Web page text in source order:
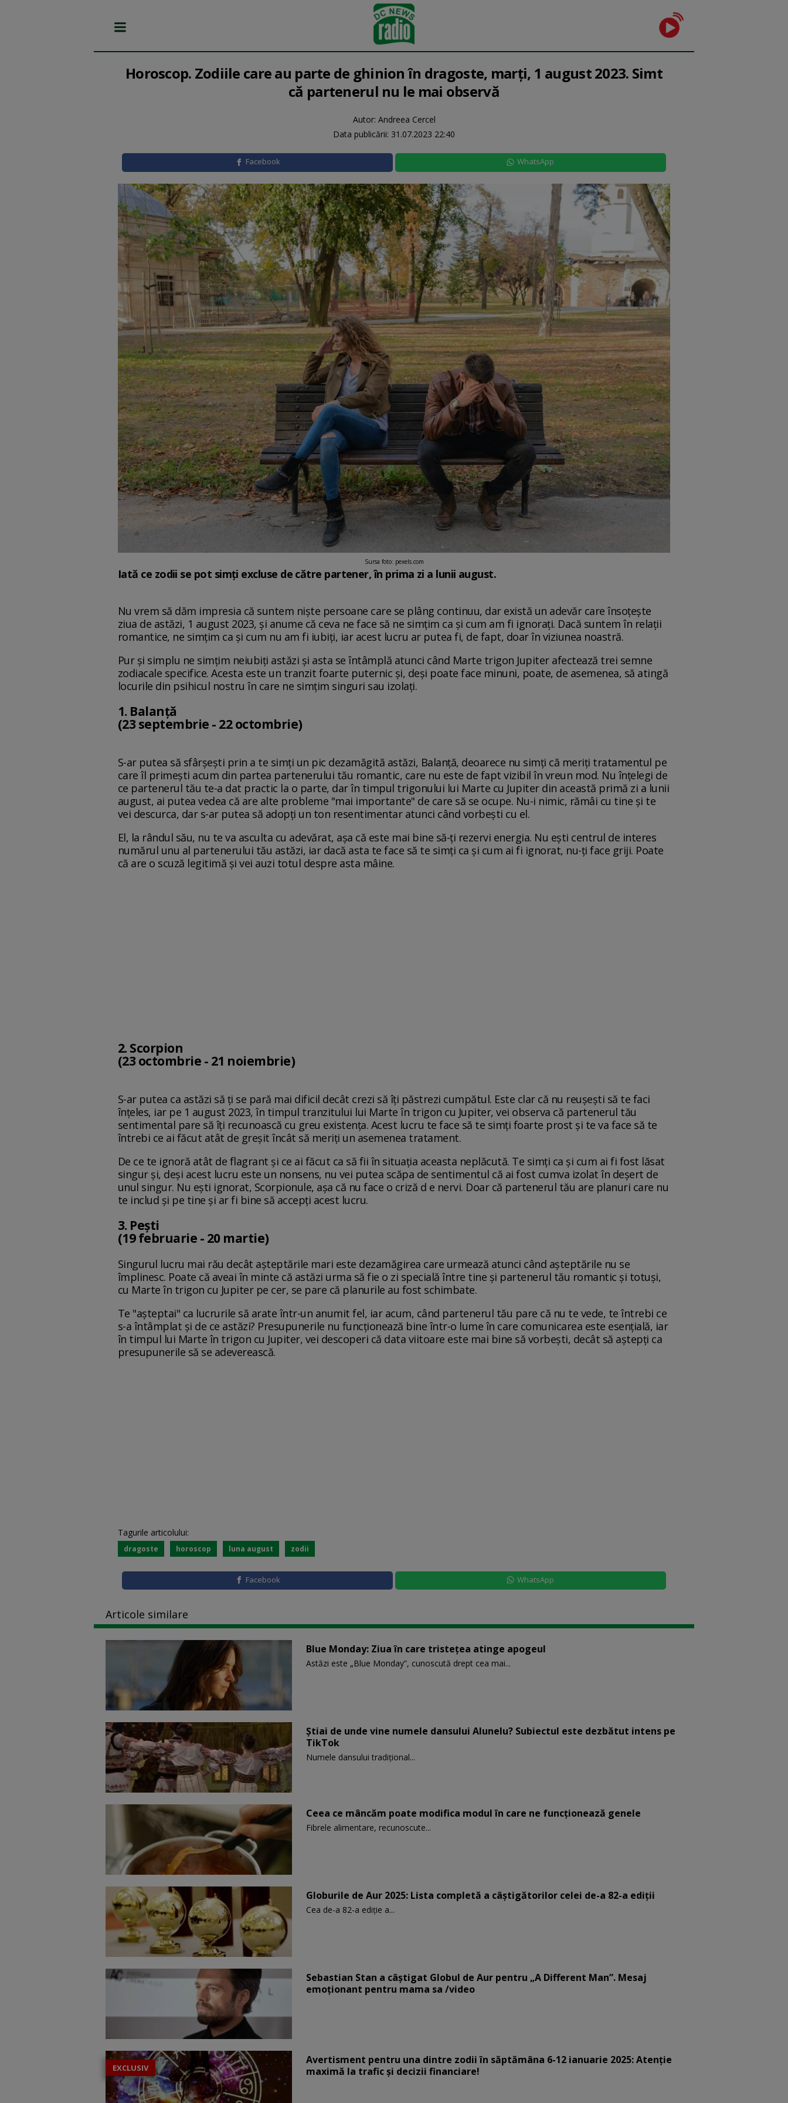
Horoscop. Zodiile care au parte de ghinion în dragoste, marți, 1 august 2023. Simt
că partenerul nu le mai observă
Autor: Andreea Cercel
Data publicării: 31.07.2023 22:40
Facebook WhatsApp
Sursa foto: pexels.com
Iată ce zodii se pot simți excluse de către partener, în prima zi a lunii august.
Nu vrem să dăm impresia că suntem niște persoane care se plâng continuu, dar există un adevăr care însoțește
ziua de astăzi, 1 august 2023, și anume că ceva ne face să ne simțim ca și cum am fi ignorați. Dacă suntem în relații
romantice, ne simțim ca și cum nu am fi iubiți, iar acest lucru ar putea fi, de fapt, doar în viziunea noastră.
Pur și simplu ne simțim neiubiți astăzi și asta se întâmplă atunci când Marte trigon Jupiter afectează trei semne
zodiacale specifice. Acesta este un tranzit foarte puternic și, deși poate face minuni, poate, de asemenea, să atingă
locurile din psihicul nostru în care ne simțim singuri sau izolați.
1. Balanță
(23 septembrie - 22 octombrie)
S-ar putea să sfârșești prin a te simți un pic dezamăgită astăzi, Balanță, deoarece nu simți că meriți tratamentul pe
care îl primești acum din partea partenerului tău romantic, care nu este de fapt vizibil în vreun mod. Nu înțelegi de
ce partenerul tău te-a dat practic la o parte, dar în timpul trigonului lui Marte cu Jupiter din această primă zi a lunii
august, ai putea vedea că are alte probleme "mai importante" de care să se ocupe. Nu-i nimic, rămâi cu tine și te
vei descurca, dar s-ar putea să adopți un ton resentimentar atunci când vorbești cu el.
El, la rândul său, nu te va asculta cu adevărat, așa că este mai bine să-ți rezervi energia. Nu ești centrul de interes
numărul unu al partenerului tău astăzi, iar dacă asta te face să te simți ca și cum ai fi ignorat, nu-ți face griji. Poate
că are o scuză legitimă și vei auzi totul despre asta mâine.
2. Scorpion
(23 octombrie - 21 noiembrie)
S-ar putea ca astăzi să ți se pară mai dificil decât crezi să îți păstrezi cumpătul. Este clar că nu reușești să te faci
înțeles, iar pe 1 august 2023, în timpul tranzitului lui Marte în trigon cu Jupiter, vei observa că partenerul tău
sentimental pare să îți recunoască cu greu existența. Acest lucru te face să te simți foarte prost și te va face să te
întrebi ce ai făcut atât de greșit încât să meriți un asemenea tratament.
De ce te ignoră atât de flagrant și ce ai făcut ca să fii în situația aceasta neplăcută. Te simți ca și cum ai fi fost lăsat
singur și, deși acest lucru este un nonsens, nu vei putea scăpa de sentimentul că ai fost cumva izolat în deșert de
unul singur. Nu ești ignorat, Scorpionule, așa că nu face o criză d e nervi. Doar că partenerul tău are planuri care nu
te includ și pe tine și ar fi bine să accepți acest lucru.
3. Pești
(19 februarie - 20 martie)
Singurul lucru mai rău decât așteptările mari este dezamăgirea care urmează atunci când așteptările nu se
împlinesc. Poate că aveai în minte că astăzi urma să fie o zi specială între tine și partenerul tău romantic și totuși,
cu Marte în trigon cu Jupiter pe cer, se pare că planurile au fost schimbate.
Te "așteptai" ca lucrurile să arate într-un anumit fel, iar acum, când partenerul tău pare că nu te vede, te întrebi ce
s-a întâmplat și de ce astăzi? Presupunerile nu funcționează bine într-o lume în care comunicarea este esențială, iar
în timpul lui Marte în trigon cu Jupiter, vei descoperi că data viitoare este mai bine să vorbești, decât să aștepți ca
presupunerile să se adeverească.
Tagurile articolului:
dragoste horoscop luna august zodii
Facebook WhatsApp
Articole similare
Blue Monday: Ziua în care tristețea atinge apogeul
Astăzi este „Blue Monday”, cunoscută drept cea mai...
Știai de unde vine numele dansului Alunelu? Subiectul este dezbătut intens pe
TikTok
Numele dansului tradițional...
Ceea ce mâncăm poate modifica modul în care ne funcţionează genele
Fibrele alimentare, recunoscute...
Globurile de Aur 2025: Lista completă a câștigătorilor celei de-a 82-a ediții
Cea de-a 82-a ediție a...
Sebastian Stan a câștigat Globul de Aur pentru „A Different Man”. Mesaj
emoționant pentru mama sa /video
EXCLUSIV
Avertisment pentru una dintre zodii în săptămâna 6-12 ianuarie 2025: Atenție
maximă la trafic și decizii financiare!